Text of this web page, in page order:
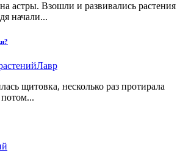
астры. Взошли и развивались растения
начали...
Лавр
щитовка, несколько раз протирала